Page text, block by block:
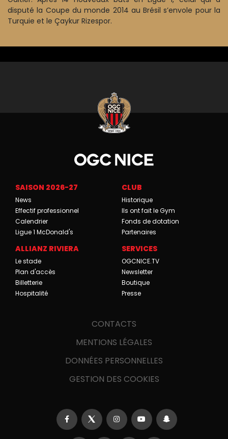
disputé la Coupe du monde 2014 au Brésil s’envole pour la
Turquie et le Çaykur Rizespor.
SAISON 2026-27
News
Effectif professionnel
Calendrier
Ligue 1 McDonald's
CLUB
Historique
Ils ont fait le Gym
Fonds de dotation
Partenaires
ALLIANZ RIVIERA
Le stade
Plan d'accès
Billetterie
Hospitalité
SERVICES
OGCNICE.TV
Newsletter
Boutique
Presse
CONTACTS
MENTIONS LÉGALES
DONNÉES PERSONNELLES
GESTION DES COOKIES